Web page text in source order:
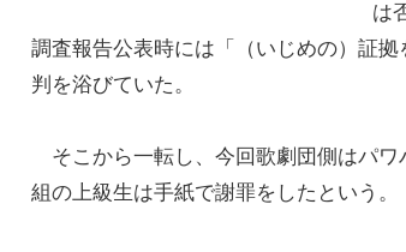
は
調査報告公表時には「（いじめの）証
判を浴びていた。
そこから一転し、今回歌劇団側はパワ
組の上級生は手紙で謝罪をしたという。